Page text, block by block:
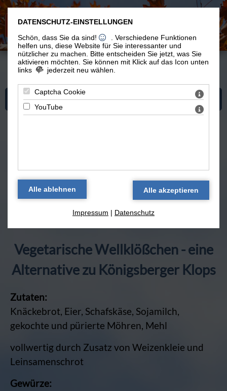
Du bist hier:Vom Leben>Kochen > Rezepte
Mehr zum Thema "Kochen"
Kochideen
zurück
Vegetarische Wellklößchen - eine
Alternative zu Königsberger Klops
Zutaten:
Knäckebrot, Eier, Schafskäse, Sojamilch,
gekochte und pürierte Möhren, Mehl
vollwertig durch Zusatz von Weizenkleie und
Leinsamenschrot
Gewürze:
DATENSCHUTZ-EINSTELLUNGEN
Schön, dass Sie da sind!
. Verschiedene Funktionen
helfen uns, diese Website für Sie interessanter und
nützlicher zu machen.
Bitte entscheiden Sie jetzt, was Sie
aktivieren möchten. Sie können mit Klick auf das Icon unten
links
jederzeit neu wählen.
Captcha Cookie
YouTube
Impressum | Datenschutz